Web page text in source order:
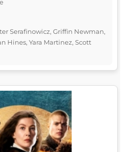
Serafinowicz, Griffin Newman,
Hines, Yara Martinez, Scott